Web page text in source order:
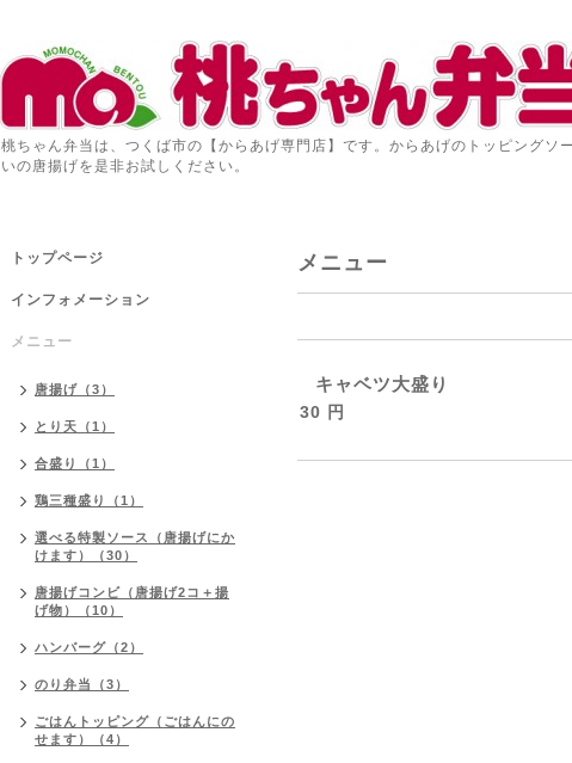
桃ちゃん弁当は、つくば市の【からあげ専門店】です。からあげのトッピング
いの唐揚げを是非お試しください。
メニュー
キャベツ大盛り
30 円
トップページ
インフォメーション
メニュー
唐揚げ（3）
とり天（1）
合盛り（1）
鶏三種盛り（1）
選べる特製ソース（唐揚げにか
けます）（30）
唐揚げコンビ（唐揚げ2コ＋揚
げ物）（10）
ハンバーグ（2）
のり弁当（3）
ごはんトッピング（ごはんにの
せます）（4）